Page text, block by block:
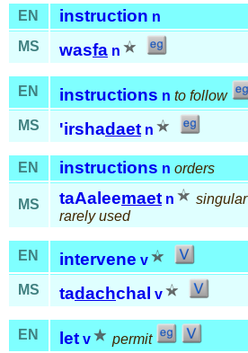
EN instruction n
MS
wasfa n
EN instructions n to follow
MS
'irshadaet n
EN instructions n orders
MS taAaleemaet n
singular
rarely used
EN intervene v
MS
tadachchal v
EN let v
permit